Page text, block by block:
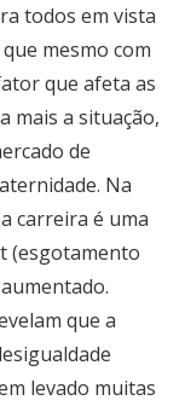
todos em vista
mesmo com
que afeta as
mais a situação,
de
Na
carreira é uma
(esgotamento
que a
levado muitas